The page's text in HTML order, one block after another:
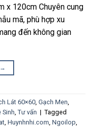
x 120cm Chuyên cung
mã, phù hợp xu
đến không gian
→
Lát 60×60, Gạch Men,
Sinh, Tư vấn | Tagged
, Huynhnhi.com, Ngoilop,